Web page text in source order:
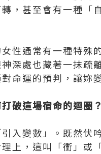
，甚至會有一種「
性通常有一種特
深處也藏著一抹疏
命運的預判，讓妳
破這場宿命的迴圈？
入變數」。既然伏
上，這叫「衝」或